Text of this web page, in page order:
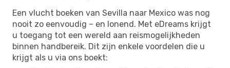
Een vlucht boeken van Sevilla naar Mexico was nog
nooit zo eenvoudig – en lonend. Met eDreams krijgt
u toegang tot een wereld aan reismogelijkheden
binnen handbereik. Dit zijn enkele voordelen die u
krijgt als u via ons boekt: